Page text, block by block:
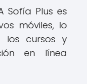
Sofía Plus es
móviles, lo
los cursos y
en línea